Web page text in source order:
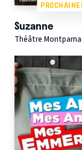
Suzanne
Théâtre